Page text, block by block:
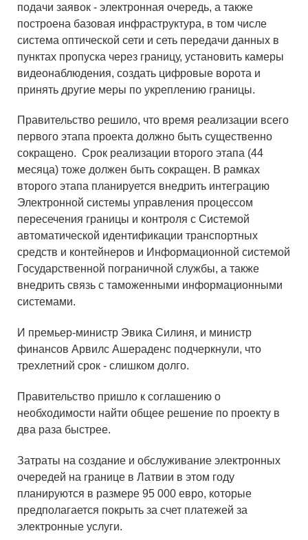
подачи заявок - электронная очередь, а также
построена базовая инфраструктура, в том числе
система оптической сети и сеть передачи данных в
пунктах пропуска через границу, установить камеры
видеонаблюдения, создать цифровые ворота и
принять другие меры по укреплению границы.
Правительство решило, что время реализации всего
первого этапа проекта должно быть существенно
сокращено. Cрок реализации второго этапа (44
месяца) тоже должен быть сокращен. В рамках
второго этапа планируется внедрить интеграцию
Электронной системы управления процессом
пересечения границы и контроля с Системой
автоматической идентификации транспортных
средств и контейнеров и Информационной системой
Государственной пограничной службы, а также
внедрить связь с таможенными информационными
системами.
И премьер-министр Эвика Силиня, и министр
финансов Арвилс Ашераденс подчеркнули, что
трехлетний срок - cлишком долго.
Правительство пришло к соглашению о
необходимости найти общее решение по проекту в
два раза быстрее.
Затраты на создание и обслуживание электронных
очередей на границе в Латвии в этом году
планируются в размере 95 000 евро, которые
предполагается покрыть за счет платежей за
электронные услуги.